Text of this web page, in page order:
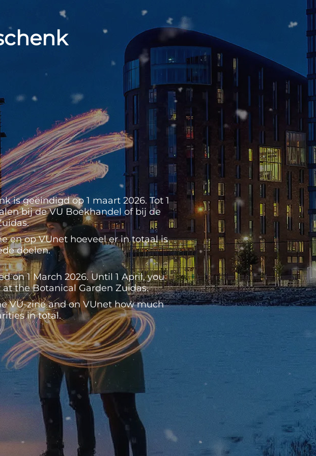
is geëindigd op 1 maart 2026. Tot 1
bij de VU Boekhandel of bij de
en op VUnet hoeveel er in totaal is
doelen.
on 1 March 2026. Until 1 April, you
the Botanical Garden Zuidas.
VU-zine and on VUnet how much
in total.